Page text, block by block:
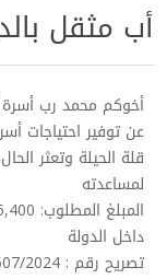
أب مثقل
أخوكم محمد رب أسرة
عن توفير احتياجات
قلة الحيلة وتعثر
لمساعدته
المبلغ المطلوب: 275,400 درهم
داخل الدولة
تصريح رقم : 3/507/2024